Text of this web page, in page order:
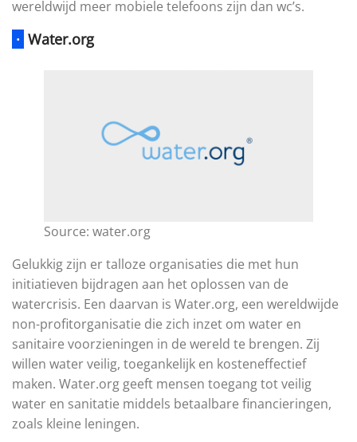
wereldwijd meer mobiele telefoons zijn dan wc’s.
· Water.org
Source: water.org
Gelukkig zijn er talloze organisaties die met hun
initiatieven bijdragen aan het oplossen van de
watercrisis. Een daarvan is Water.org, een wereldwijde
non-profitorganisatie die zich inzet om water en
sanitaire voorzieningen in de wereld te brengen. Zij
willen water veilig, toegankelijk en kosteneffectief
maken. Water.org geeft mensen toegang tot veilig
water en sanitatie middels betaalbare financieringen,
zoals kleine leningen.